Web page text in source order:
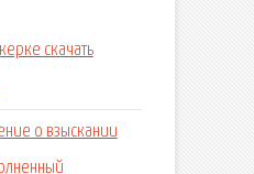
скачать
о взыскании